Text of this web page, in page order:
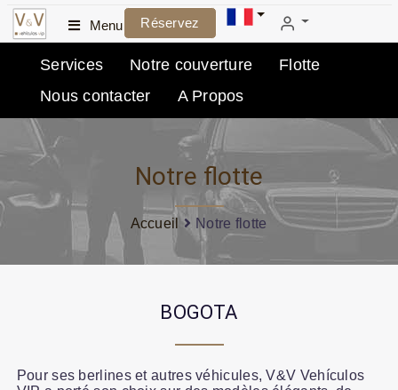
Menu Réservez
Services Notre couverture
Flotte
Nous contacter
A Propos
Notre flotte
Accueil Notre flotte
BOGOTA
Pour ses berlines et autres véhicules, V&V Vehículos